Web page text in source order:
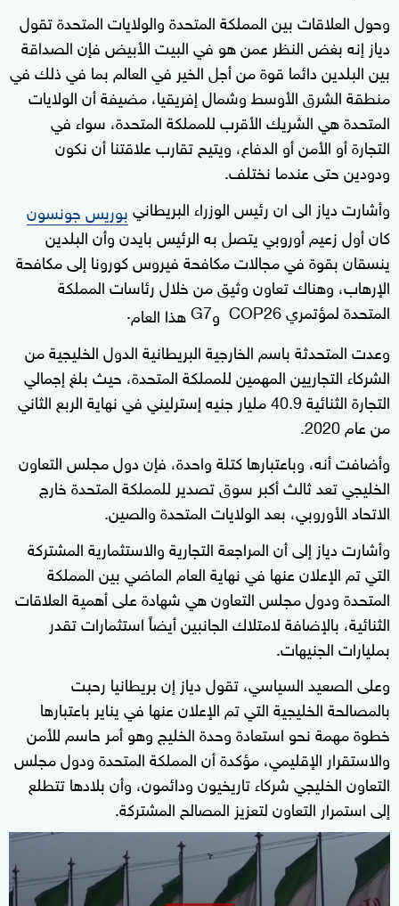
وحول العلاقات بين المملكة المتحدة والولايات المتحدة تقول
دياز إنه بغض النظر عمن هو في البيت الأبيض فإن الصداقة
بين البلدين دائما قوة من أجل الخير في العالم بما في ذلك في
منطقة الشرق الأوسط وشمال إفريقيا، مضيفة أن الولايات
المتحدة هي الشريك الأقرب للمملكة المتحدة، سواء في
التجارة أو الأمن أو الدفاع، ويتيح تقارب علاقتنا أن نكون
ودودين حتى عندما نختلف.
وأشارت دياز الى ان رئيس الوزراء البريطانيبوريس جونسون
كان أول زعيم أوروبي يتصل به الرئيس بايدن وأن البلدين
ينسقان بقوة في مجالات مكافحة فيروس كورونا إلى مكافحة
الإرهاب، وهناك تعاون وثيق من خلال رئاسات المملكة
المتحدة لمؤتمري COP26
وG7هذا العام.
وعدت المتحدثة باسم الخارجية البريطانية الدول الخليجية من
الشركاء التجاريين المهمين للمملكة المتحدة، حيث بلغ إجمالي
التجارة الثنائية 40.9 مليار جنيه إسترليني في نهاية الربع الثاني
من عام 2020.
وأضافت أنه، وباعتبارها كتلة واحدة، فإن دول مجلس التعاون
الخليجي تعد ثالث أكبر سوق تصدير للمملكة المتحدة خارج
الاتحاد الأوروبي، بعد الولايات المتحدة والصين.
وأشارت دياز إلى أن المراجعة التجارية والاستثمارية المشتركة
التي تم الإعلان عنها في نهاية العام الماضي بين المملكة
المتحدة ودول مجلس التعاون هي شهادة على أهمية العلاقات
الثنائية، بالإضافة لامتلاك الجانبين أيضاً استثمارات تقدر
بمليارات الجنيهات.
وعلى الصعيد السياسي، تقول دياز إن بريطانيا رحبت
بالمصالحة الخليجية التي تم الإعلان عنها في يناير باعتبارها
خطوة مهمة نحو استعادة وحدة الخليج وهو أمر حاسم للأمن
والاستقرار الإقليمي، مؤكدة أن المملكة المتحدة ودول مجلس
التعاون الخليجي شركاء تاريخيون ودائمون، وأن بلادها تتطلع
إلى استمرار التعاون لتعزيز المصالح المشتركة.
0
seconds
of